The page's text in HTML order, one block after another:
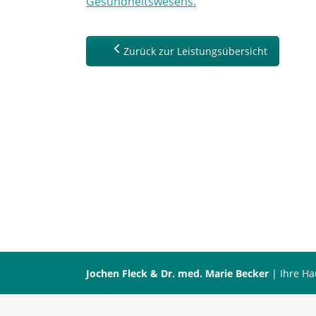
Zurück zur Leistungsübersicht
Jochen Fleck & Dr. med. Marie Becker | Ihre